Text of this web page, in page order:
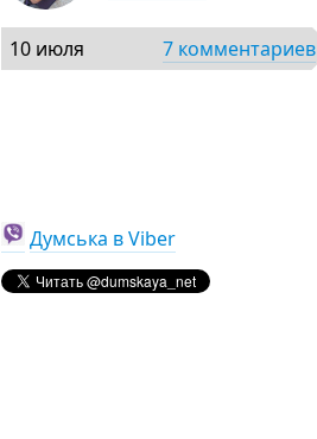
10 июля 7 комментариев
Думська в Viber